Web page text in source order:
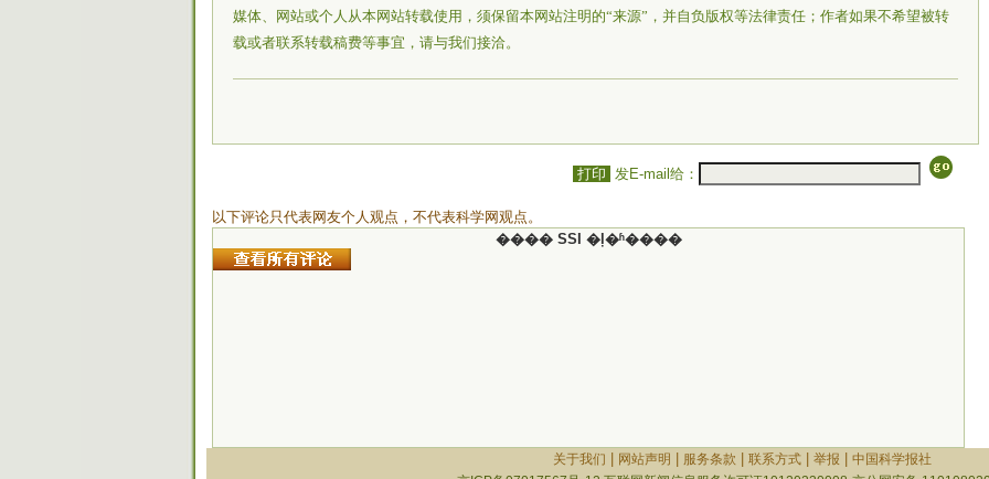
媒体、网站或个人从本网站转载使用，须保留本网站注明的“来源”，并自负版权等法律责任；作者如果不希望被转
载或者联系转载稿费等事宜，请与我们接洽。
打印 发E-mail给：
以下评论只代表网友个人观点，不代表科学网观点。
���� SSI �ļ�ʱ����
关于我们 网站声明 服务条款 联系方式| 举报
中国科学报社